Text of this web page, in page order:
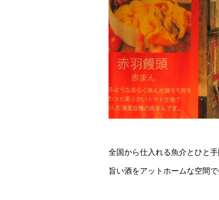
全国から仕入れる魚介とひと
旨い酒をアットホームな空間